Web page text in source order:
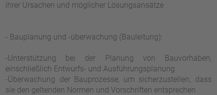
ihrer Ursachen und möglicher Lösungsansätze
- Bauplanung und -überwachung (Bauleitung):
-Unterstützung bei der Planung von Bauvorhaben,
einschließlich Entwurfs- und Ausführungsplanung
-Überwachung der Bauprozesse, um sicherzustellen, dass
sie den geltenden Normen und Vorschriften entsprechen